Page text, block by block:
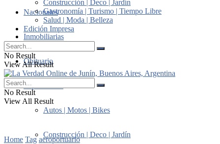
Nacionales
Inmobiliarias
Obituario
Suplementos
Autos | Motos | Bikes
Construcción | Deco | Jardín
Construcción | Deco | Jardín
Gastronomía | Turismo | Tiempo Libre
Salud | Moda | Belleza
Edición Impresa
No Result
View All Result
No Result
View All Result
Home Tag aeroportuario